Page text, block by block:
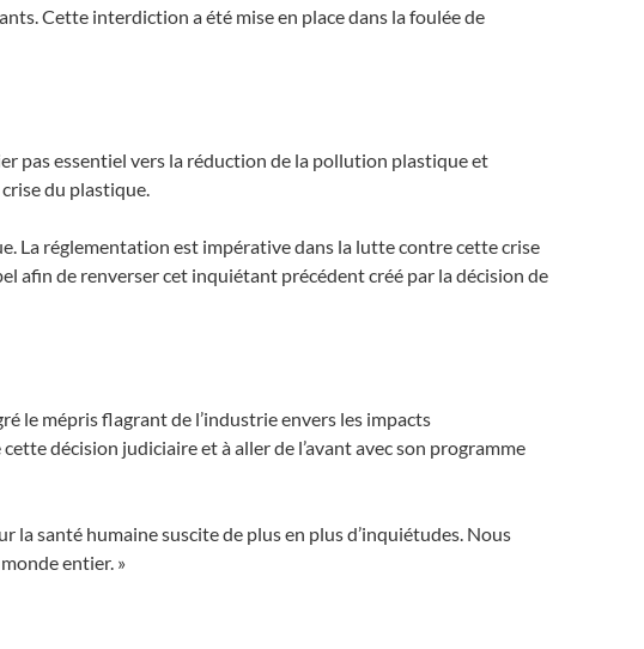
Cette interdiction a été mise en place dans la foulée de
pas essentiel vers la réduction de la pollution plastique et
du plastique.
La réglementation est impérative dans la lutte contre cette crise
afin de renverser cet inquiétant précédent créé par la décision de
le mépris flagrant de l’industrie envers les impacts
décision judiciaire et à aller de l’avant avec son programme
santé humaine suscite de plus en plus d’inquiétudes. Nous
entier. »